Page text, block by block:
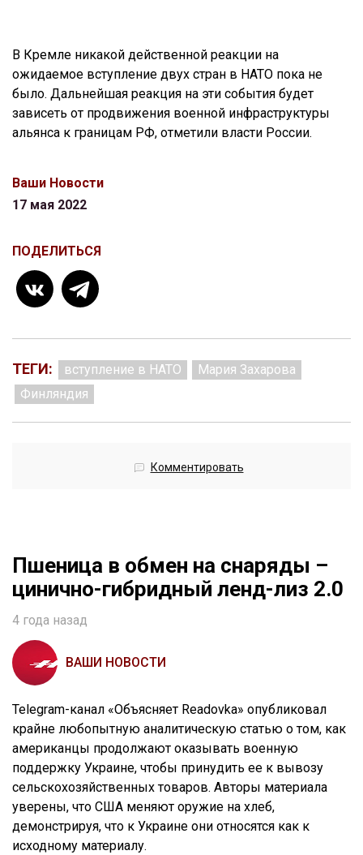
В Кремле никакой действенной реакции на
ожидаемое вступление двух стран в НАТО пока не
было. Дальнейшая реакция на эти события будет
зависеть от продвижения военной инфраструктуры
альянса к границам РФ, отметили власти России.
Ваши Новости
17 мая 2022
ПОДЕЛИТЬСЯ
ТЕГИ: вступление в НАТО
Мария Захарова
Финляндия
Комментировать
Пшеница в обмен на снаряды –
цинично-гибридный ленд-лиз 2.0
4 года назад
ВАШИ НОВОСТИ
Telegram-канал «Объясняет Readovka» опубликовал
крайне любопытную аналитическую статью о том, как
американцы продолжают оказывать военную
поддержку Украине, чтобы принудить ее к вывозу
сельскохозяйственных товаров. Авторы материала
уверены, что США меняют оружие на хлеб,
демонстрируя, что к Украине они относятся как к
исходному материалу.